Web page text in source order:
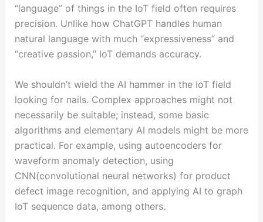
“language” of things in the IoT field often requires
precision. Unlike how ChatGPT handles human
natural language with much “expressiveness” and
“creative passion,” IoT demands accuracy.
We shouldn’t wield the AI hammer in the IoT field
looking for nails. Complex approaches might not
necessarily be suitable; instead, some basic
algorithms and elementary AI models might be more
practical. For example, using autoencoders for
waveform anomaly detection, using
CNN(convolutional neural networks) for product
defect image recognition, and applying AI to graph
IoT sequence data, among others.